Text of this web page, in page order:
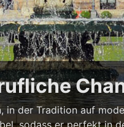
in der Tradition auf